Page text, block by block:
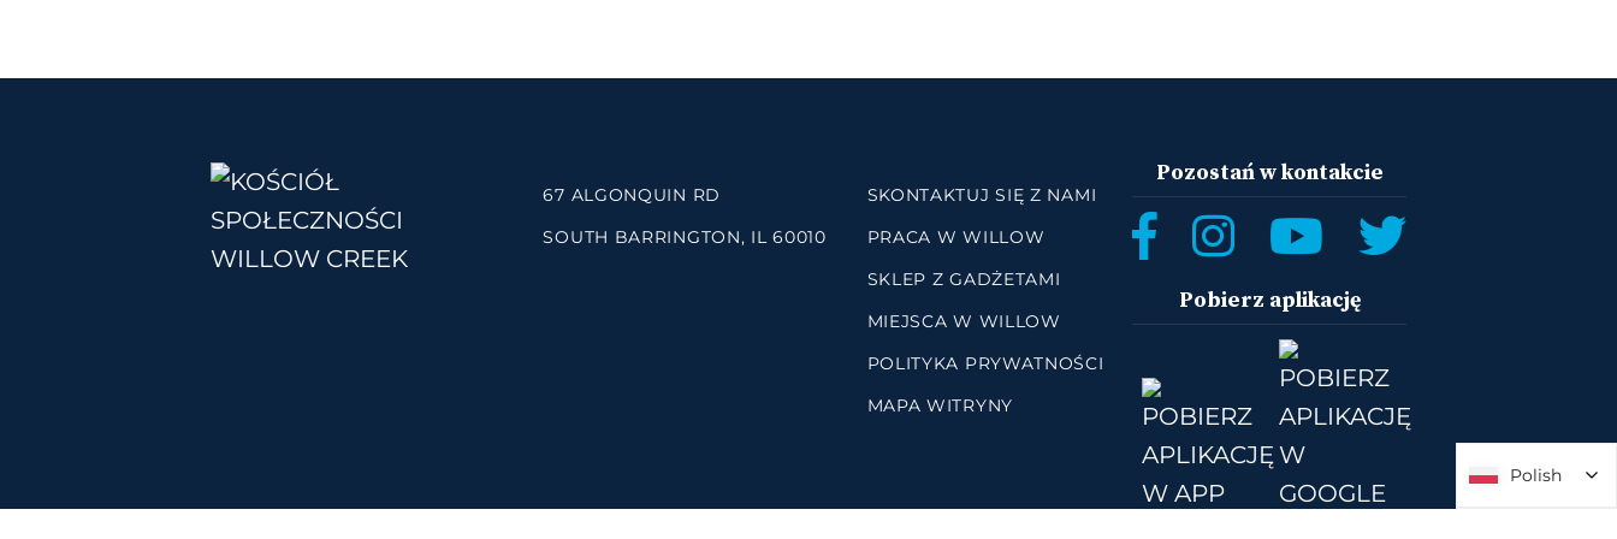
67 ALGONQUIN RD
SOUTH BARRINGTON, IL 60010
SKONTAKTUJ SIĘ Z NAMI
PRACA W WILLOW
SKLEP Z GADŻETAMI
MIEJSCA W WILLOW
POLITYKA PRYWATNOŚCI
MAPA WITRYNY
Pozostań w kontakcie
Pobierz aplikację
Polish
Polish